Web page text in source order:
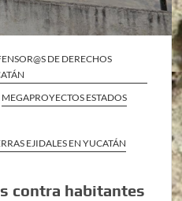
DE DERECHOS
MEGAPROYECTOS ESTADOS
EJIDALES EN YUCATÁN
contra habitantes